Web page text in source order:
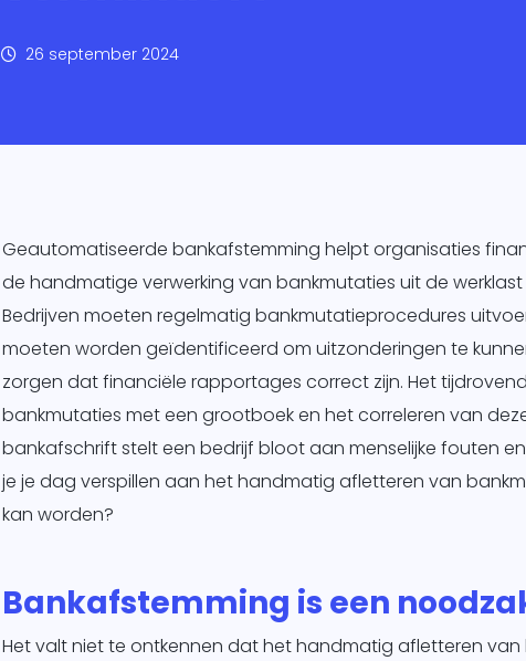
Banking
26 september 2024
Geautomatiseerde bankafstemming helpt organisaties
de handmatige verwerking van bankmutaties uit de
Bedrijven moeten regelmatig bankmutatieprocedures
moeten worden geïdentificeerd om uitzonderingen te
zorgen dat financiële rapportages correct zijn. Het
bankmutaties met een grootboek en het correleren van
bankafschrift stelt een bedrijf bloot aan menselijke fouten
je je dag verspillen aan het handmatig afletteren van
kan worden?
Bankafstemming is een
Het valt niet te ontkennen dat het handmatig afletteren